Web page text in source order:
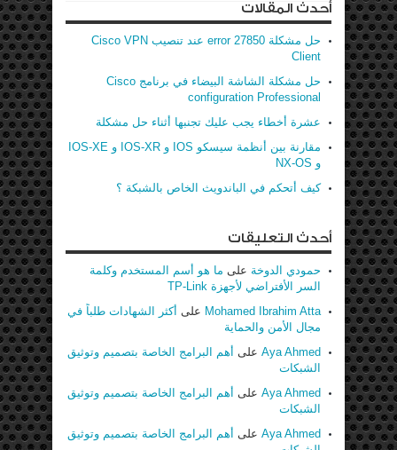
أحدث المقالات
حل مشكلة error 27850 عند تنصيب Cisco VPN
Client
حل مشكلة الشاشة البيضاء في برنامج Cisco
configuration Professional
عشرة أخطاء يجب عليك تجنبها أثناء حل مشكلة
مقارنة بين أنظمة سيسكو IOS و IOS-XR و IOS-XE
و NX-OS
كيف أتحكم في الباندويث الخاص بالشبكة ؟
أحدث التعليقات
حمودي الدوخة على ما هو أسم المستخدم وكلمة
السر الأفتراضي لأجهزة TP-Link
Mohamed Ibrahim Atta على أكثر الشهادات طلباً في
مجال الأمن والحماية
Aya Ahmed على أهم البرامج الخاصة بتصميم وتوثيق
الشبكات
Aya Ahmed على أهم البرامج الخاصة بتصميم وتوثيق
الشبكات
Aya Ahmed على أهم البرامج الخاصة بتصميم وتوثيق